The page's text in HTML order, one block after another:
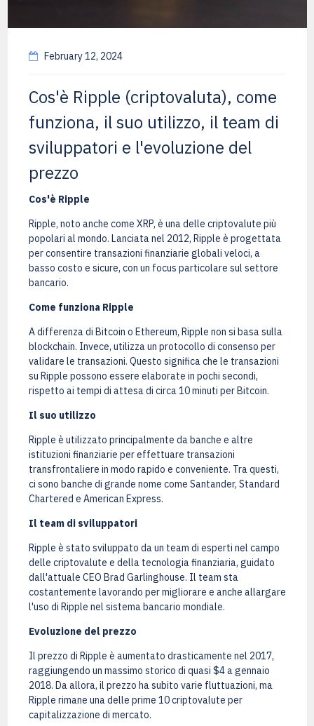
February 12, 2024
Cos'è Ripple (criptovaluta), come
funziona, il suo utilizzo, il team di
sviluppatori e l'evoluzione del
prezzo
Cos'è Ripple
Ripple, noto anche come XRP, è una delle criptovalute più
popolari al mondo. Lanciata nel 2012, Ripple è progettata
per consentire transazioni finanziarie globali veloci, a
basso costo e sicure, con un focus particolare sul settore
bancario.
Come funziona Ripple
A differenza di Bitcoin o Ethereum, Ripple non si basa sulla
blockchain. Invece, utilizza un protocollo di consenso per
validare le transazioni. Questo significa che le transazioni
su Ripple possono essere elaborate in pochi secondi,
rispetto ai tempi di attesa di circa 10 minuti per Bitcoin.
Il suo utilizzo
Ripple è utilizzato principalmente da banche e altre
istituzioni finanziarie per effettuare transazioni
transfrontaliere in modo rapido e conveniente. Tra questi,
ci sono banche di grande nome come Santander, Standard
Chartered e American Express.
Il team di sviluppatori
Ripple è stato sviluppato da un team di esperti nel campo
delle criptovalute e della tecnologia finanziaria, guidato
dall'attuale CEO Brad Garlinghouse. Il team sta
costantemente lavorando per migliorare e anche allargare
l'uso di Ripple nel sistema bancario mondiale.
Evoluzione del prezzo
Il prezzo di Ripple è aumentato drasticamente nel 2017,
raggiungendo un massimo storico di quasi $4 a gennaio
2018. Da allora, il prezzo ha subito varie fluttuazioni, ma
Ripple rimane una delle prime 10 criptovalute per
capitalizzazione di mercato.